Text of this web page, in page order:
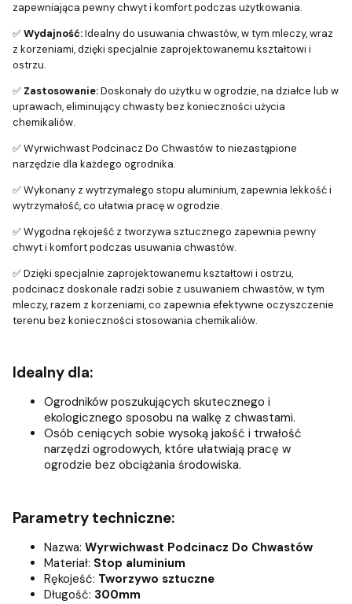
zapewniająca pewny chwyt i komfort podczas użytkowania.
✅Wydajność:Idealny do usuwania chwastów, w tym mleczy, wraz
z korzeniami, dzięki specjalnie zaprojektowanemu kształtowi i
ostrzu.
✅ Zastosowanie:Doskonały do użytku w ogrodzie, na działce lub w
uprawach, eliminujący chwasty bez konieczności użycia
chemikaliów.
✅ Wyrwichwast Podcinacz Do Chwastów to niezastąpione
narzędzie dla każdego ogrodnika.
✅ Wykonany z wytrzymałego stopu aluminium, zapewnia lekkość i
wytrzymałość, co ułatwia pracę w ogrodzie.
✅ Wygodna rękojeść z tworzywa sztucznego zapewnia pewny
chwyt i komfort podczas usuwania chwastów.
✅ Dzięki specjalnie zaprojektowanemu kształtowi i ostrzu,
podcinacz doskonale radzi sobie z usuwaniem chwastów, w tym
mleczy, razem z korzeniami, co zapewnia efektywne oczyszczenie
terenu bez konieczności stosowania chemikaliów.
Idealny dla:
Ogrodników poszukujących skutecznego i
ekologicznego sposobu na walkę z chwastami.
Osób ceniących sobie wysoką jakość i trwałość
narzędzi ogrodowych, które ułatwiają pracę w
ogrodzie bez obciążania środowiska.
Parametry techniczne:
Nazwa: Wyrwichwast Podcinacz Do Chwastów
Materiał: Stop aluminium
Rękojeść: Tworzywo sztuczne
Długość: 300mm